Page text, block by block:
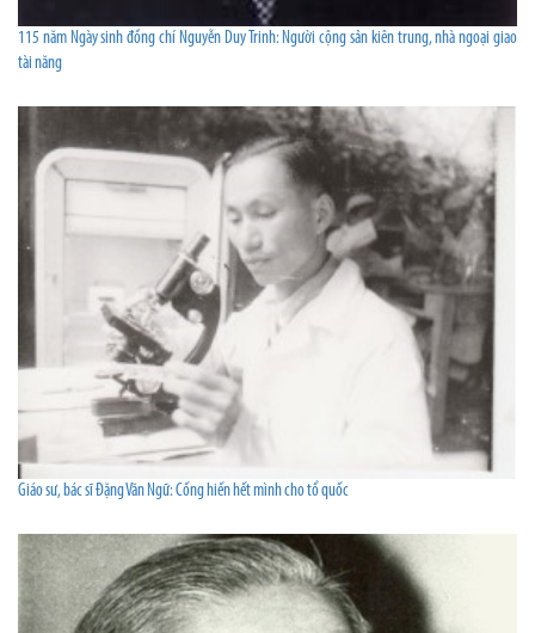
115 năm Ngày sinh đồng chí Nguyễn Duy Trinh: Người cộng sản kiên trung, nhà ngoại giao
tài năng
Giáo sư, bác sĩ Đặng Văn Ngữ: Cống hiến hết mình cho tổ quốc